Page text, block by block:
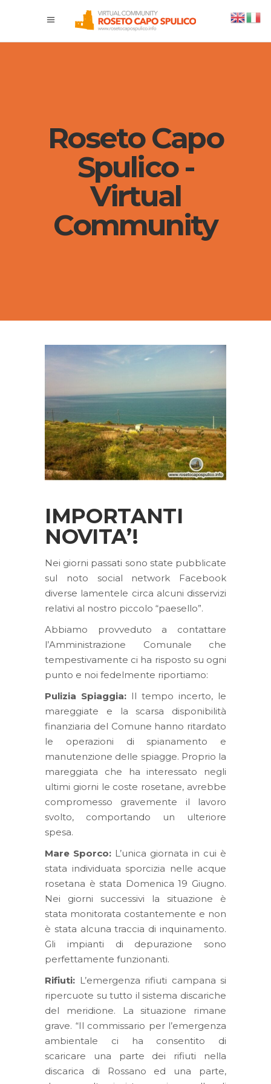
Roseto Capo
Spulico -
Virtual
Community
IMPORTANTI
NOVITA’!
Nei giorni passati sono state pubblicate
sul noto social network Facebook
diverse lamentele circa alcuni disservizi
relativi al nostro piccolo “paesello”.
Abbiamo provveduto a contattare
l’Amministrazione Comunale che
tempestivamente ci ha risposto su ogni
punto e noi fedelmente riportiamo:
Pulizia Spiaggia: Il tempo incerto, le
mareggiate e la scarsa disponibilità
finanziaria del Comune hanno ritardato
le operazioni di spianamento e
manutenzione delle spiagge. Proprio la
mareggiata che ha interessato negli
ultimi giorni le coste rosetane, avrebbe
compromesso gravemente il lavoro
svolto, comportando un ulteriore
spesa.
Mare Sporco: L’unica giornata in cui è
stata individuata sporcizia nelle acque
rosetana è stata Domenica 19 Giugno.
Nei giorni successivi la situazione è
stata monitorata costantemente e non
è stata alcuna traccia di inquinamento.
Gli impianti di depurazione sono
perfettamente funzionanti.
Rifiuti: L’emergenza rifiuti campana si
ripercuote su tutto il sistema discariche
del meridione. La situazione rimane
grave. “Il commissario per l’emergenza
ambientale ci ha consentito di
scaricare una parte dei rifiuti nella
discarica di Rossano ed una parte,